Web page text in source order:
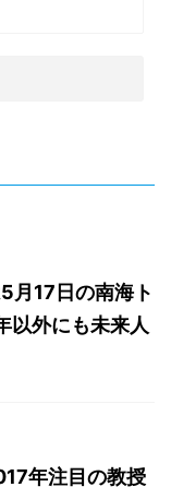
月17日の南海ト
以外にも未来人
年注目の教授